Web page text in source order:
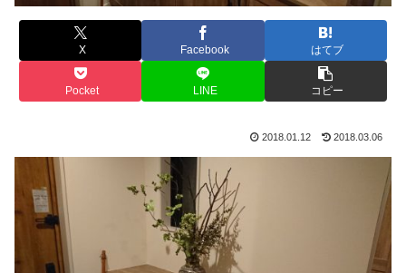
X Facebook はてブ
Pocket LINE コピー
2018.01.12 2018.03.06